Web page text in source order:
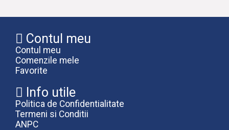
Contul meu
Contul meu
Comenzile mele
Favorite
Info utile
Politica de Confidentialitate
Termeni si Conditii
ANPC